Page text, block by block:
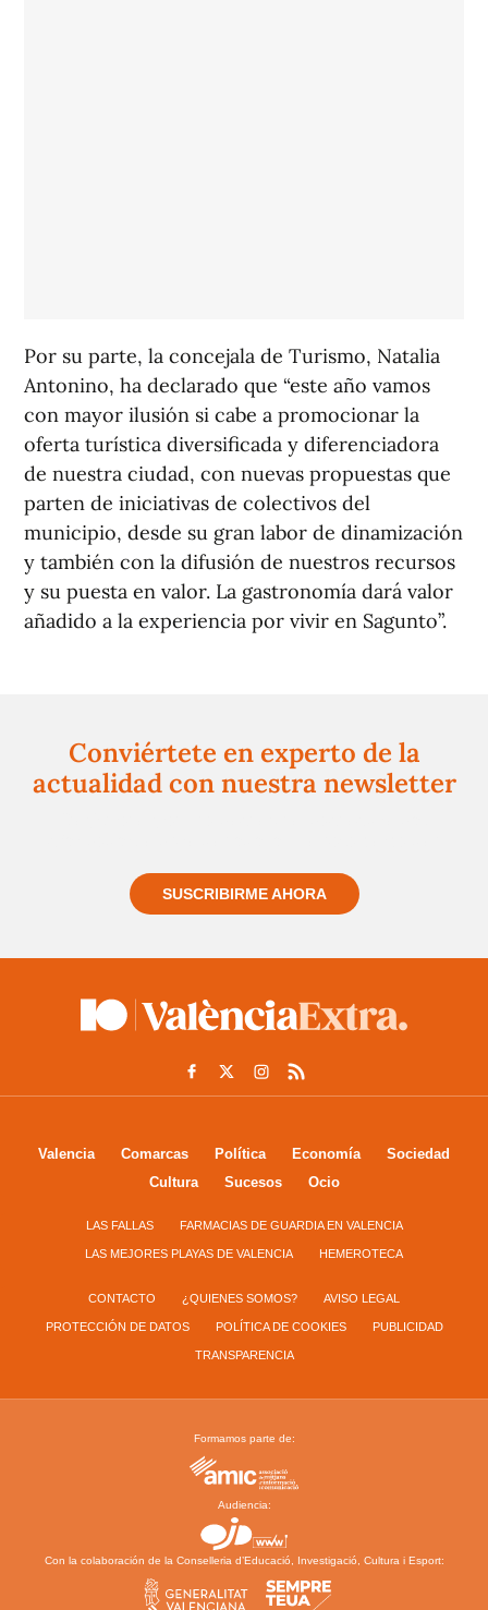
Por su parte, la concejala de Turismo, Natalia
Antonino, ha declarado que “este año vamos
con mayor ilusión si cabe a promocionar la
oferta turística diversificada y diferenciadora
de nuestra ciudad, con nuevas propuestas que
parten de iniciativas de colectivos del
municipio, desde su gran labor de dinamización
y también con la difusión de nuestros recursos
y su puesta en valor. La gastronomía dará valor
añadido a la experiencia por vivir en Sagunto”.
Conviértete en experto de la
actualidad con nuestra newsletter
SUSCRIBIRME AHORA
Valencia Comarcas Política Economía
Sociedad
Cultura
Sucesos Ocio
LAS FALLAS FARMACIAS DE GUARDIA EN VALENCIA
LAS MEJORES PLAYAS DE VALENCIA HEMEROTECA
CONTACTO ¿QUIENES SOMOS? AVISO LEGAL
PROTECCIÓN DE DATOS POLÍTICA DE COOKIES PUBLICIDAD
TRANSPARENCIA
Formamos parte de:
Audiencia:
Con la colaboración de la Conselleria d’Educació, Investigació, Cultura i Esport: